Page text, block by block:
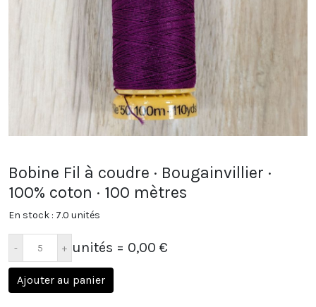
Bobine Fil à coudre · Bougainvillier ·
100% coton · 100 mètres
En stock : 7.0 unités
unités = 0,00 €
Ajouter au panier